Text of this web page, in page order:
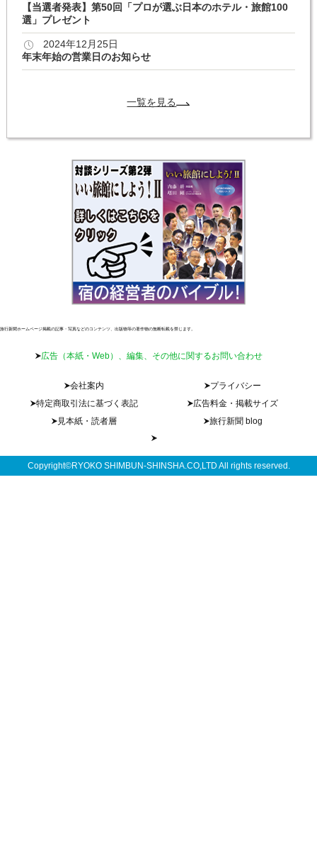
【当選者発表】第50回「プロが選ぶ日本のホテル・旅館100
選」プレゼント
2024年12月25日
年末年始の営業日のお知らせ
一覧を見る
旅行新聞ホームページ掲載の記事・写真などのコンテンツ、出版物等の著作物の無断転載を禁じます。
広告（本紙・Web）、編集、その他に関するお問い合わせ
会社案内
プライバシー
特定商取引法に基づく表記
広告料金・掲載サイズ
見本紙・読者層
旅行新聞 blog
Copyright©RYOKO SHIMBUN-SHINSHA.CO,LTD All rights reserved.